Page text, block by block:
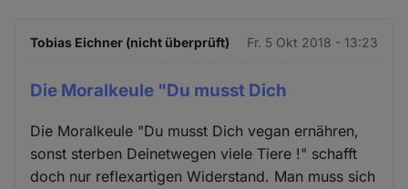
Tobias Eichner (nicht überprüft) Fr. 5 Okt 2018 - 13:23
Die Moralkeule "Du musst Dich
Die Moralkeule "Du musst Dich vegan ernähren,
sonst sterben Deinetwegen viele Tiere !" schafft
doch nur reflexartigen Widerstand. Man muss sich